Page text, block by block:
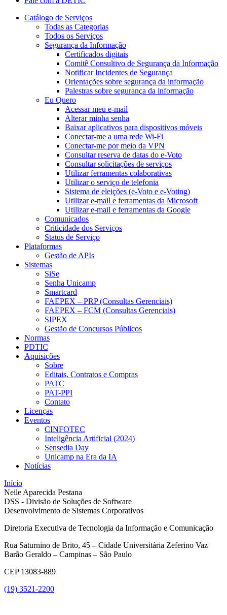
Catálogo de Serviços
Todas as Categorias
Todos os Serviços
Segurança da Informação
Certificados digitais
Comitê Consultivo de Segurança da Informação
Notificar Incidentes de Segurança
Orientações sobre segurança da informação
Palestras sobre segurança da informação
Eu Quero
Acessar meu e-mail
Alterar minha senha
Baixar aplicativos para dispositivos móveis
Conectar-me a uma rede Wi-Fi
Conectar-me por meio da VPN
Consultar reserva de datas do e-Voto
Consultar solicitações de serviços
Utilizar ferramentas colaborativas
Utilizar o serviço de telefonia
Sistema de eleições (e-Voto e e-Voting)
Utilizar e-mail e ferramentas da Microsoft
Utilizar e-mail e ferramentas da Google
Comunicados
Criticidade dos Serviços
Status de Serviço
Plataformas
Gestão de APIs
Sistemas
SiSe
Senha Unicamp
Smartcard
FAEPEX – PRP (Consultas Gerenciais)
FAEPEX – FCM (Consultas Gerenciais)
SIPEX
Gestão de Concursos Públicos
Normas
PDTIC
Aquisições
Sobre
Editais, Contratos e Compras
PATC
PAT-PPI
Contato
Licenças
Eventos
CINFOTEC
Inteligência Artificial (2024)
Sensedia Day
Unicamp na Era da IA
Notícias
Início
Neile Aparecida Pestana
DSS - Divisão de Soluções de Software
Desenvolvimento de Sistemas Corporativos
Diretoria Executiva de Tecnologia da Informação e Comunicação
Rua Saturnino de Brito, 45 – Cidade Universitária Zeferino Vaz
Barão Geraldo – Campinas – São Paulo
CEP 13083-889
(19) 3521-2200